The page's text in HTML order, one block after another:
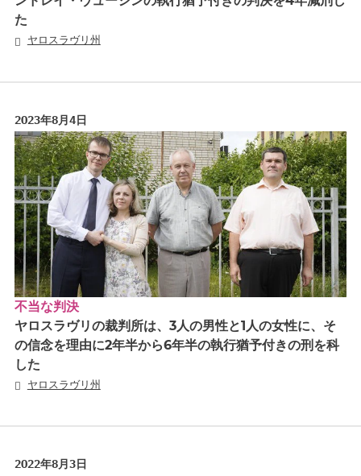
た
ヤロスラヴリ州
2023年8月4日
不当な判決
ヤロスラヴリの裁判所は、3人の男性と1人の女性に、そ
の信念を理由に2年半から6年半の執行猶予付きの刑を科
した
ヤロスラヴリ州
2022年8月3日